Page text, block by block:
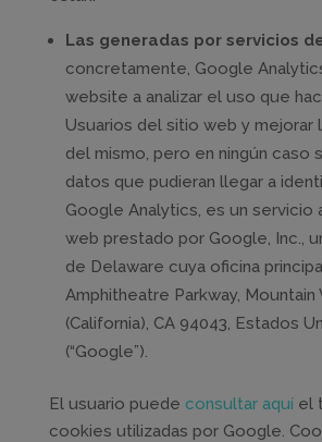
Las generadas por servicios
concretamente, Google
website a analizar el uso que
Usuarios del sitio web y mejorar
del mismo, pero en ningún caso
datos que pudieran llegar a
Google Analytics, es un servicio
web prestado por Google, Inc.,
de Delaware cuya oficina
Amphitheatre Parkway, Mountain
(California), CA 94043, Estados
(“Google”).
El usuario puede consultar aquíel
cookies utilizadas por Google.